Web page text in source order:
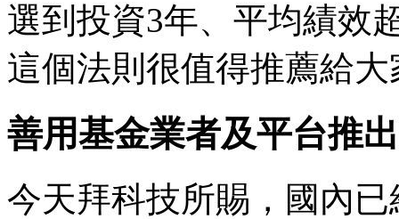
選到投資3年、平均績效
這個法則很值得推薦給大
善用基金業者及平台推
今天拜科技所賜，國內